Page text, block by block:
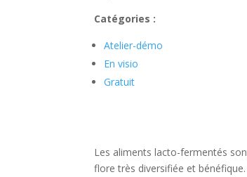
Catégories :
Atelier-démo
En visio
Gratuit
Les aliments lacto-fermentés
flore très diversifiée et